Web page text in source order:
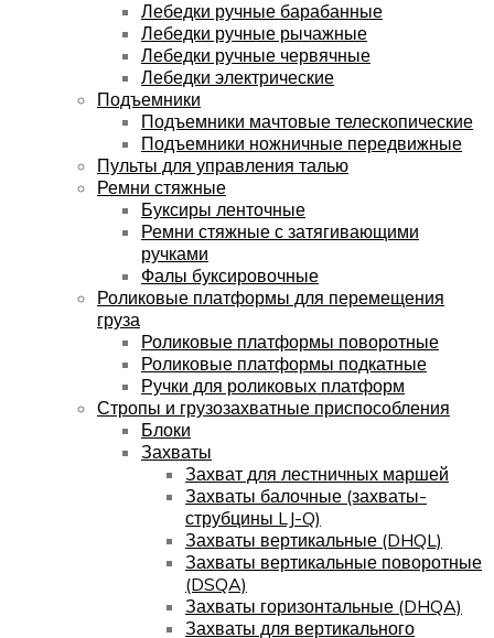
Лебедки ручные барабанные
Лебедки ручные рычажные
Лебедки ручные червячные
Лебедки электрические
Подъемники
Подъемники мачтовые телескопические
Подъемники ножничные передвижные
Пульты для управления талью
Ремни стяжные
Буксиры ленточные
Ремни стяжные с затягивающими
ручками
Фалы буксировочные
Роликовые платформы для перемещения
груза
Роликовые платформы поворотные
Роликовые платформы подкатные
Ручки для роликовых платформ
Стропы и грузозахватные приспособления
Блоки
Захваты
Захват для лестничных маршей
Захваты балочные (захваты-
струбцины LJ-Q)
Захваты вертикальные (DHQL)
Захваты вертикальные поворотные
(DSQA)
Захваты горизонтальные (DHQA)
Захваты для вертикального